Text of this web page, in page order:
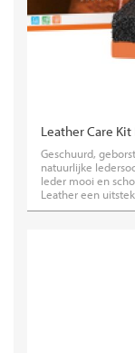
Leather Care
Geschuurd,
natuurlijke
leder mooi en
Leather een